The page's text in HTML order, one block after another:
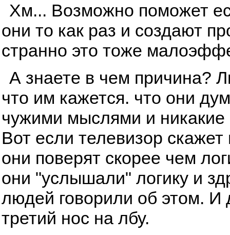
Хм... Возможно поможет
они то как раз и создают
странно это тоже
А знаете в чем причина?
что им кажется. что они
чужими мыслями и никакие
Вот если телевизор скажет
они поверят скорее чем
они "услышали" логику и
людей говорили об этом.
третий нос на лбу.